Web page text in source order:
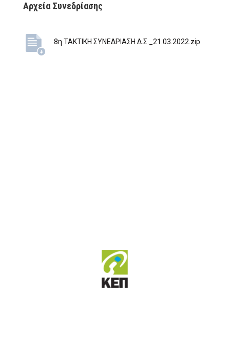
Αρχεία Συνεδρίασης
8η ΤΑΚΤΙΚΗ ΣΥΝΕΔΡΙΑΣΗ Δ.Σ._21.03.2022.zip